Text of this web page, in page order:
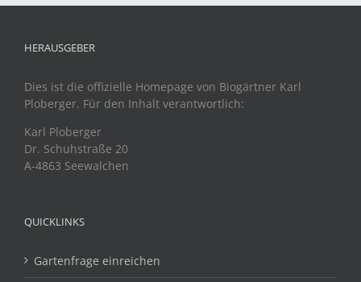
HERAUSGEBER
Dies ist die offizielle Homepage von Biogärtner Karl
Ploberger. Für den Inhalt verantwortlich:
Karl Ploberger
Dr. Schuhstraße 20
A-4863 Seewalchen
QUICKLINKS
Gartenfrage einreichen